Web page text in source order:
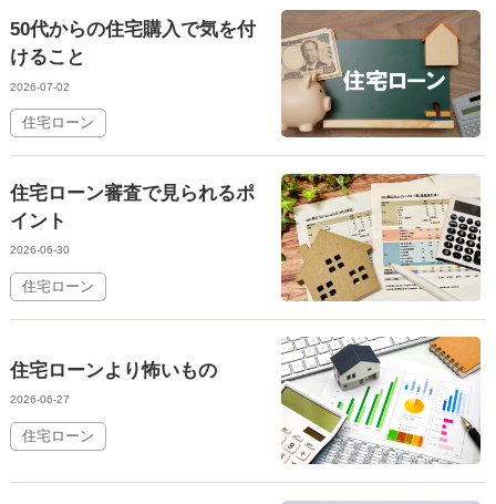
50代からの住宅購入で気を付
けること
2026-07-02
住宅ローン
住宅ローン審査で見られるポ
イント
2026-06-30
住宅ローン
住宅ローンより怖いもの
2026-06-27
住宅ローン